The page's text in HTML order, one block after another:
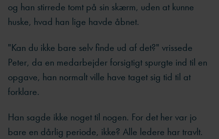
og han stirrede tomt på sin skærm, uden at kunne
huske, hvad han lige havde åbnet.
"Kan du ikke bare selv finde ud af det?" vrissede
Peter, da en medarbejder forsigtigt spurgte ind til en
opgave, han normalt ville have taget sig tid til at
forklare.
Han sagde ikke noget til nogen. For det her var jo
bare en dårlig periode, ikke? Alle ledere har travlt.